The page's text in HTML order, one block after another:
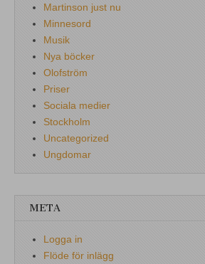
Martinson just nu
Minnesord
Musik
Nya böcker
Olofström
Priser
Sociala medier
Stockholm
Uncategorized
Ungdomar
META
Logga in
Flöde för inlägg